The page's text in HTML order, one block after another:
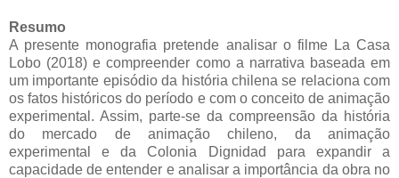
Resumo
A presente monografia pretende analisar o filme La Casa
Lobo (2018) e compreender como a narrativa baseada em
um importante episódio da história chilena se relaciona com
os fatos históricos do período e com o conceito de animação
experimental. Assim, parte-se da compreensão da história
do mercado de animação chileno, da animação
experimental e da Colonia Dignidad para expandir a
capacidade de entender e analisar a importância da obra no